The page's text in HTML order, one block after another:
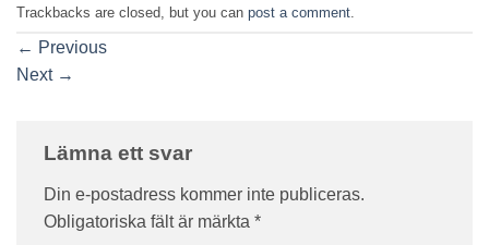
Trackbacks are closed, but you can post a comment
← Previous
Next →
Lämna ett svar
Din e-postadress kommer inte publiceras.
Obligatoriska fält är märkta *